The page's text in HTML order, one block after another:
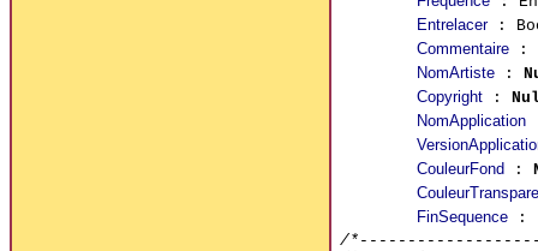
Entrelacer:
Commentaire:
NomArtiste:
Copyright:
NomApplication
CouleurFond :
FinSequence:
/